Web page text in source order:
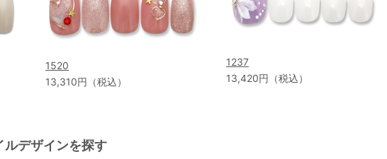
1520
13,310円（税込）
1237
13,420円（税込）
ルデザインを探す